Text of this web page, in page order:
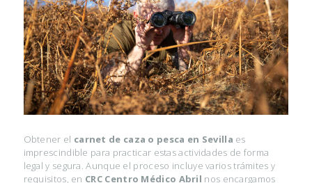
Obtener el carnet de caza o pesca en Sevilla es
imprescindible para practicar estas actividades de forma
legal y segura. Aunque el proceso incluye varios trámites y
requisitos, en CRC Centro Médico Abril nos encargamos